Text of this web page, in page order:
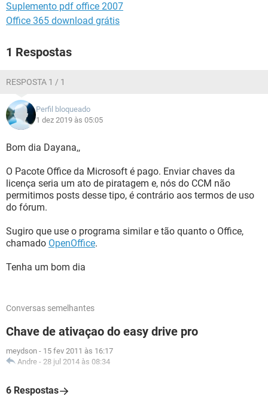
Suplemento pdf office 2007
Office 365 download grátis
1 Respostas
RESPOSTA 1 / 1
Perfil bloqueado
1 dez 2019 às 05:05
Bom dia Dayana,,
O Pacote Office da Microsoft é pago. Enviar chaves da
licença seria um ato de piratagem e, nós do CCM não
permitimos posts desse tipo, é contrário aos termos de uso
do fórum.
Sugiro que use o programa similar e tão quanto o Office,
chamado OpenOffice.
Tenha um bom dia
Conversas semelhantes
Chave de ativaçao do easy drive pro
meydson - 15 fev 2011 às 16:17
Andre - 28 jul 2014 às 08:34
6 Respostas